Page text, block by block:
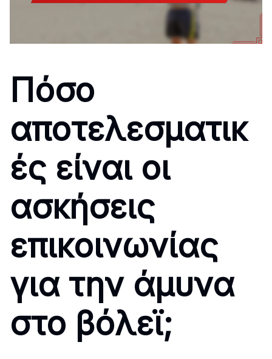
Πόσο
αποτελεσματικ
ές είναι οι
ασκήσεις
επικοινωνίας
για την άμυνα
στο βόλεϊ;